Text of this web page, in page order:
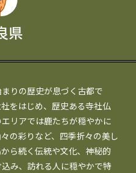
県
りの歴史が息づく古都で
をはじめ、歴史ある寺社仏
リアでは鹿たちが穏やかに
の彩りなど、四季折々の美し
ら続く伝統や文化、神秘的
み、訪れる人に穏やかで特